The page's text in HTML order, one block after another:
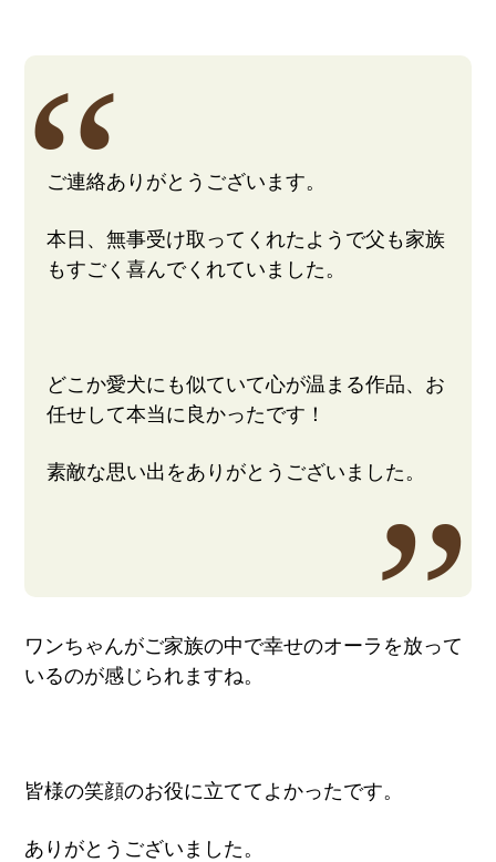
ご連絡ありがとうございます。
本日、無事受け取ってくれたようで父も家族
もすごく喜んでくれていました。
どこか愛犬にも似ていて心が温まる作品、お
任せして本当に良かったです！
素敵な思い出をありがとうございました。
ワンちゃんがご家族の中で幸せのオーラを放って
いるのが感じられますね。
皆様の笑顔のお役に立ててよかったです。
ありがとうございました。